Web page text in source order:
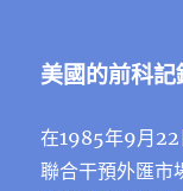
美國的前科記
在1985年9月22
聯合干預外匯市